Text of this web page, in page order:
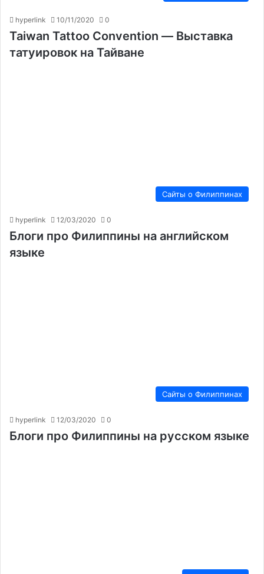
hyperlink 10/11/2020 0
Taiwan Tattoo Convention — Выставка
татуировок на Тайване
Сайты о Филиппинах
hyperlink 12/03/2020 0
Блоги про Филиппины на английском
языке
Сайты о Филиппинах
hyperlink 12/03/2020 0
Блоги про Филиппины на русском языке